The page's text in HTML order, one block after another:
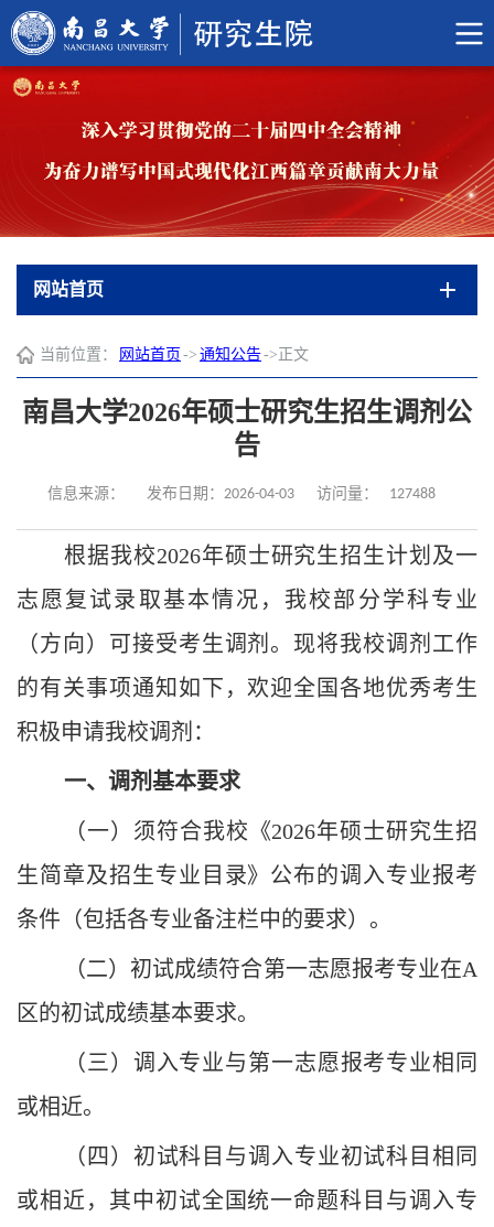
网站首页
当前位置： 网站首页 -> 通知公告-> 正文
南昌大学2026年硕士研究生招生调剂公
告
信息来源： 发布日期：2026-04-03 访问量： 127488
根据我校2026年硕士研究生招生计划及一
志愿复试录取基本情况，我校部分学科专业
（方向）可接受考生调剂。现将我校调剂工作
的有关事项通知如下，欢迎全国各地优秀考生
积极申请我校调剂：
一、调剂基本要求
（一）须符合我校《2026年硕士研究生招
生简章及招生专业目录》公布的调入专业报考
条件（包括各专业备注栏中的要求）。
（二）初试成绩符合第一志愿报考专业在A
区的初试成绩基本要求。
（三）调入专业与第一志愿报考专业相同
或相近。
（四）初试科目与调入专业初试科目相同
或相近，其中初试全国统一命题科目与调入专